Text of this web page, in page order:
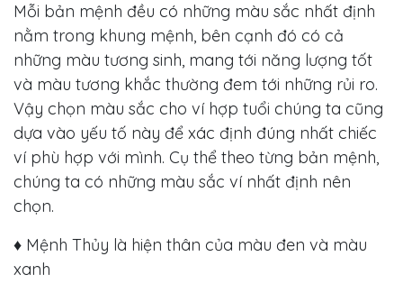
Sản
Phẩm
Sản
xuất
OEM
Dịch
Vụ
Mỗi bản mệnh đều có những màu sắc nhất định
nằm trong khung mệnh, bên cạnh đó có cả
những màu tương sinh, mang tới năng lượng tốt
và màu tương khắc thường đem tới những rủi ro.
Vậy chọn màu sắc cho ví hợp tuổi chúng ta cũng
dựa vào yếu tố này để xác định đúng nhất chiếc
ví phù hợp với mình. Cụ thể theo từng bản mệnh,
chúng ta có những màu sắc ví nhất định nên
chọn.
♦ Mệnh Thủy là hiện thân của màu đen và màu
xanh